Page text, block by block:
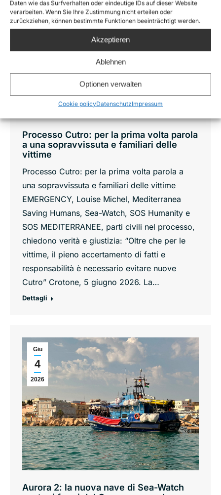
Daten wie das Surfverhalten oder eindeutige IDs auf dieser Website
verarbeiten. Wenn Sie Ihre Zustimmung nicht erteilen oder
zurückziehen, können bestimmte Funktionen beeinträchtigt werden.
Akzeptieren
Ablehnen
Optionen verwalten
Cookie policyDatenschutzImpressum
5
2026
Processo Cutro: per la prima volta parola
a una sopravvissuta e familiari delle
vittime
Processo Cutro: per la prima volta parola a
una sopravvissuta e familiari delle vittime
EMERGENCY, Louise Michel, Mediterranea
Saving Humans, Sea-Watch, SOS Humanity e
SOS MEDITERRANEE, parti civili nel processo,
chiedono verità e giustizia: “Oltre che per le
vittime, il pieno accertamento di fatti e
responsabilità è necessario evitare nuove
Cutro” Crotone, 5 giugno 2026. La…
Dettagli
Giu
4
2026
Aurora 2: la nuova nave di Sea-Watch